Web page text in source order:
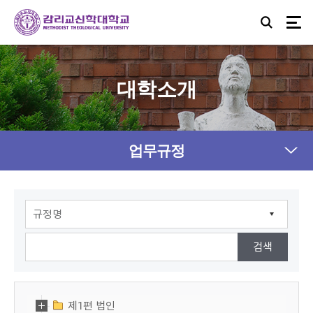
대학소개
업무규정
제1편 법인